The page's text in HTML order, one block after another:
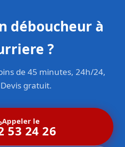
déboucheur à
?
de 45 minutes, 24h/24,
gratuit.
Appeler le
53 24 26